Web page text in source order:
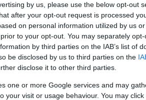
by us, please use the below opt-out
after your opt-out request is processed
on personal information utilized by us
to your opt-out. You may separately
by third parties on the IAB’s list of
be disclosed by us to third parties on the
disclose it to other third parties.
one or more Google services and may
your visit or usage behaviour. You may